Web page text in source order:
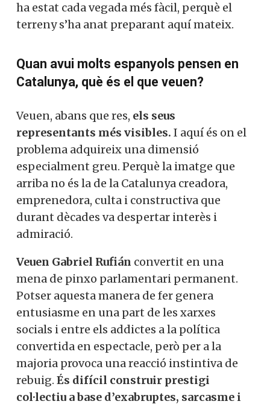
ha estat cada vegada més fàcil, perquè el
terreny s’ha anat preparant aquí mateix.
Quan avui molts espanyols pensen en
Catalunya, què és el que veuen?
Veuen, abans que res, els seus
representants més visibles. I aquí és on el
problema adquireix una dimensió
especialment greu. Perquè la imatge que
arriba no és la de la Catalunya creadora,
emprenedora, culta i constructiva que
durant dècades va despertar interès i
admiració.
Veuen Gabriel Rufián convertit en una
mena de pinxo parlamentari permanent.
Potser aquesta manera de fer genera
entusiasme en una part de les xarxes
socials i entre els addictes a la política
convertida en espectacle, però per a la
majoria provoca una reacció instintiva de
rebuig. És difícil construir prestigi
col·lectiu a base d’exabruptes, sarcasme i